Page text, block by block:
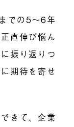
での5〜6年
直伸び悩ん
振り返りつ
に期待を寄せ
きて、企業